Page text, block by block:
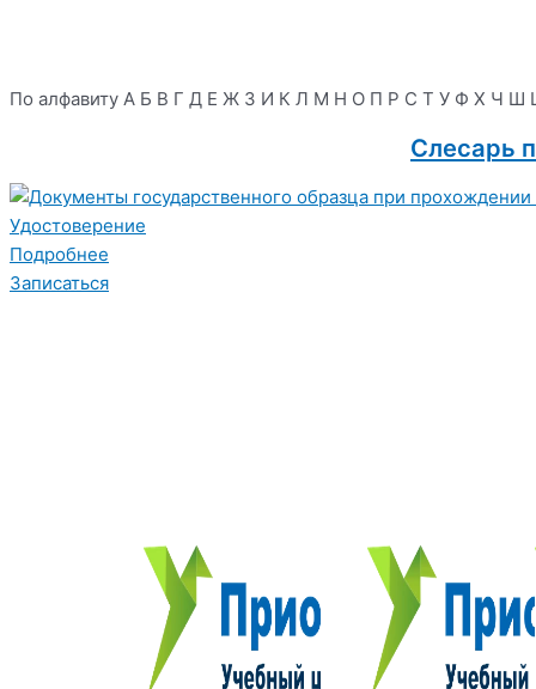
По алфавиту А Б В Г Д Е Ж З И К Л М Н О П Р С Т У Ф Х Ч Ш
Слесарь
Удостоверение
Подробнее
Записаться